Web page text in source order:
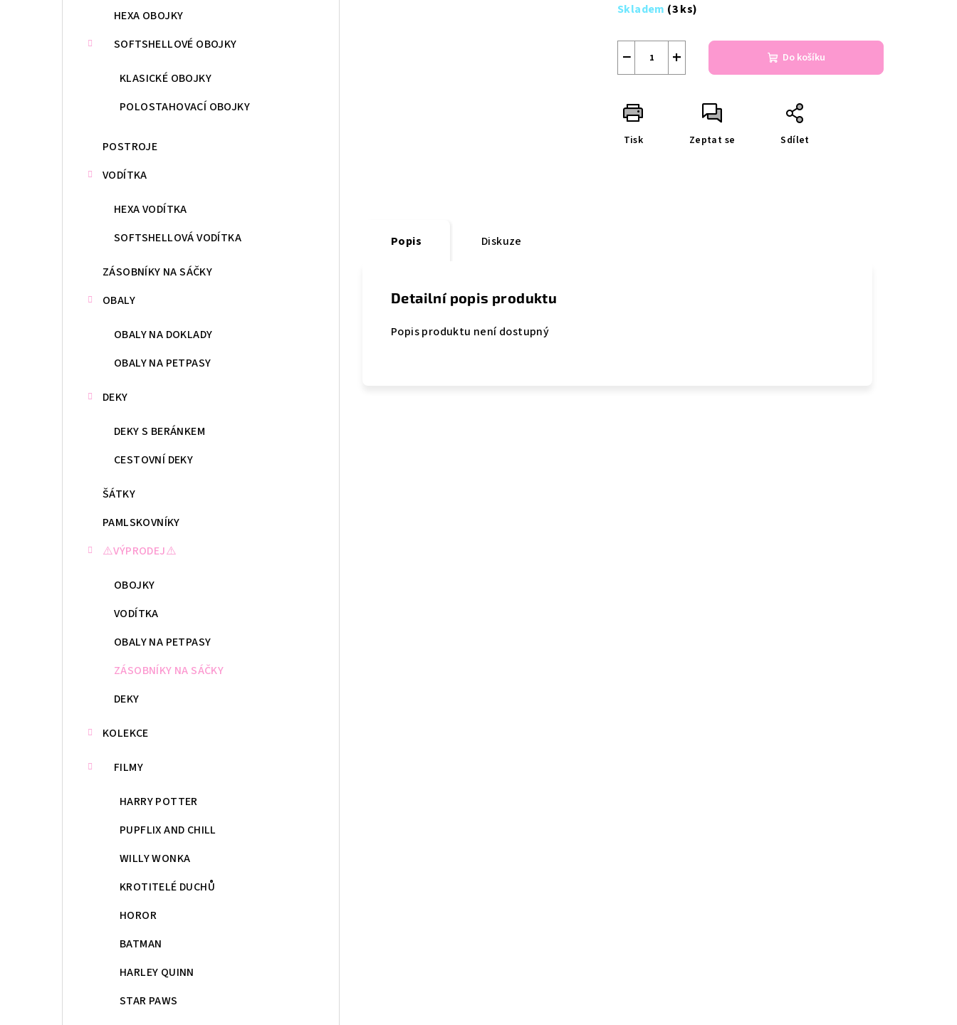
HEXA OBOJKY
SOFTSHELLOVÉ OBOJKY
KLASICKÉ OBOJKY
POLOSTAHOVACÍ OBOJKY
POSTROJE
VODÍTKA
HEXA VODÍTKA
SOFTSHELLOVÁ VODÍTKA
ZÁSOBNÍKY NA SÁČKY
OBALY
OBALY NA DOKLADY
OBALY NA PETPASY
DEKY
DEKY S BERÁNKEM
CESTOVNÍ DEKY
ŠÁTKY
PAMLSKOVNÍKY
⚠️VÝPRODEJ⚠️
OBOJKY
VODÍTKA
OBALY NA PETPASY
ZÁSOBNÍKY NA SÁČKY
DEKY
KOLEKCE
FILMY
HARRY POTTER
PUPFLIX AND CHILL
WILLY WONKA
KROTITELÉ DUCHŮ
HOROR
BATMAN
HARLEY QUINN
STAR PAWS
cena:
Skladem (3 ks)
+
− Do košíku
Tisk Zeptat se Sdílet
Popis Diskuze
Detailní popis produktu
Popis produktu není dostupný